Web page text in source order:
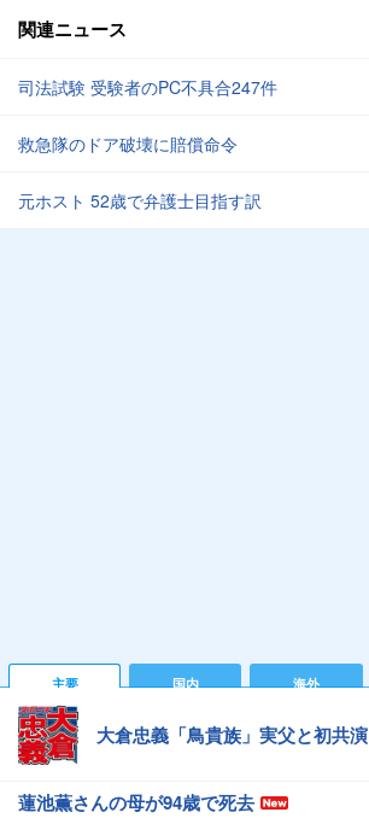
関連ニュース
司法試験 受験者のPC不具合247件
救急隊のドア破壊に賠償命令
元ホスト 52歳で弁護士目指す訳
主要 国内 海外
大倉忠義「鳥貴族」実父と初共演
蓮池薫さんの母が94歳で死去